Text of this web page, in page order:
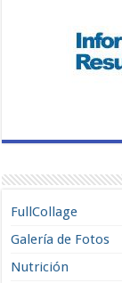
FullCollage
Galería de Fotos
Nutrición